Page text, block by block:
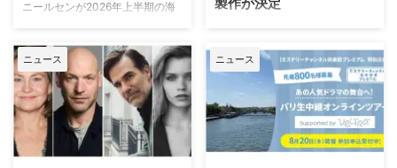
ニールセンが2026年上半期の海
マ」「非オリジナルドラマ（※放
映権を獲得した他社作品）」とい
う3部門における全米でのストリ
ーミング（配信）ランキングを紹
介しよう。 2026年上半期 配信ラ
ンキング（ニールセン調べ）
ワーナー・ブラザース・テレビジ
ードラマの金字塔『ギルモア・ガ
ールズ』を振り返る初の公式ドキ
ュメンタリー映画を制作中である
ことが明らかになった。2000年
から2007年にかけて放送され、
いまなお絶大な人気を誇る本作。
ニュース ニュース